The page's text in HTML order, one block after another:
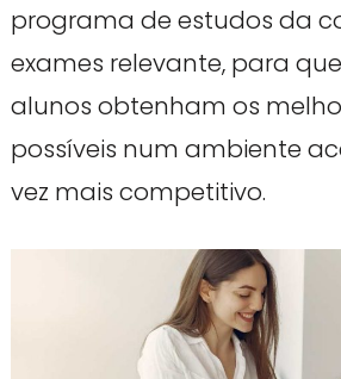
programa de estudos da
exames relevante, para
alunos obtenham os
possíveis num ambiente
vez mais competitivo.